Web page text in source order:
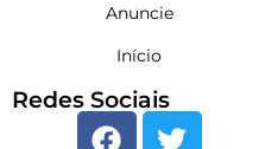
Anuncie
Início
Redes Sociais